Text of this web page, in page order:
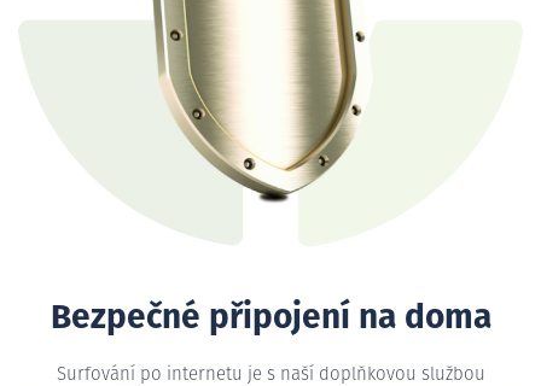
Bezpečné připojení na doma
Surfování po internetu je s naší doplňkovou službou